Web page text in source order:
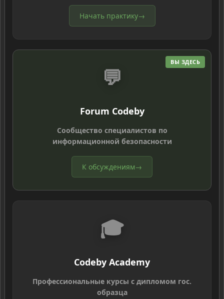
Начать практику→
ВЫ ЗДЕСЬ
💬
Forum Codeby
Сообщество специалистов по
информационной безопасности
К обсуждениям→
🎓
Codeby Academy
Профессиональные курсы с дипломом гос.
образца